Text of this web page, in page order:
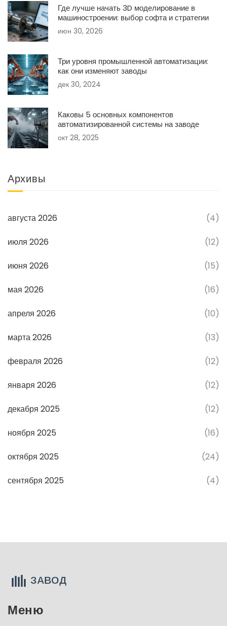
Где лучше начать 3D моделирование в
машиностроении: выбор софта и стратегии
июн 30, 2026
Три уровня промышленной автоматизации:
как они изменяют заводы
дек 30, 2024
Каковы 5 основных компонентов
автоматизированной системы на заводе
окт 28, 2025
Архивы
августа 2026 (4)
июля 2026 (12)
июня 2026 (15)
мая 2026 (16)
апреля 2026 (10)
марта 2026 (13)
февраля 2026 (12)
января 2026 (12)
декабря 2025 (12)
ноября 2025 (16)
октября 2025 (24)
сентября 2025 (4)
Меню